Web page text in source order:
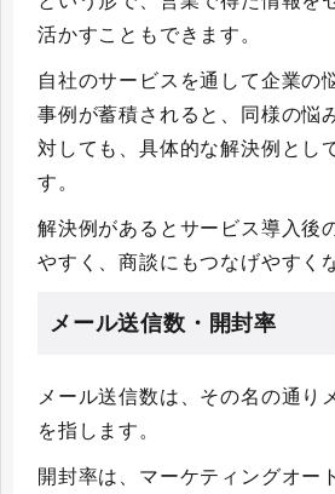
活かすこともできます。
自社のサービスを通して企業の
事例が蓄積されると、同様の悩
対しても、具体的な解決例とし
す。
解決例があるとサービス導入後
やすく、商談にもつなげやすく
メール送信数・開封率
メール送信数は、その名の通り
を指します。
開封率は、マーケティングオー